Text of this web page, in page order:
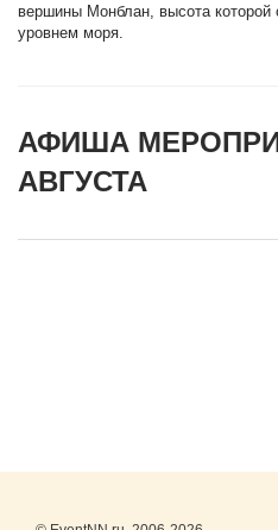
вершины Монблан, высота которой
уровнем моря.
АФИША
АВГУСТА